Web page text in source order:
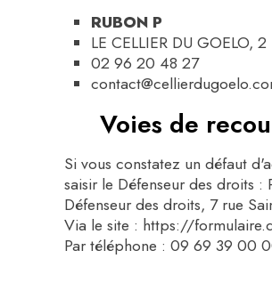
RUBON P
LE CELLIER DU GOELO,
02 96 20 48 27
Voies de
Si vous constatez un défaut
saisir le Défenseur des droits :
Défenseur des droits, 7 rue
Via le site : https://
Par téléphone : 09 69 39 00